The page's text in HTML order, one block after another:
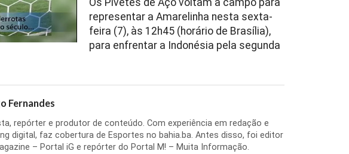
Os Pivetes de Aço voltam a campo para
representar a Amarelinha nesta sexta-
feira (7), às 12h45 (horário de Brasília),
para enfrentar a Indonésia pela segunda
Fernandes
repórter e produtor de conteúdo. Com experiência em redação e
digital, faz cobertura de Esportes no bahia.ba. Antes disso, foi editor
– Portal iG e repórter do Portal M! – Muita Informação.